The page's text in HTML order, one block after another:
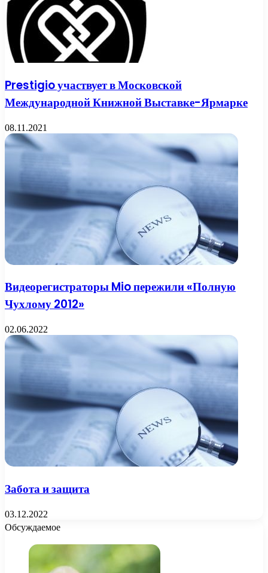
Prestigio участвует в Московской
Международной Книжной Выставке-Ярмарке
08.11.2021
Видеорегистраторы Mio пережили «Полную
Чухлому 2012»
02.06.2022
Забота и защита
03.12.2022
Обсуждаемое